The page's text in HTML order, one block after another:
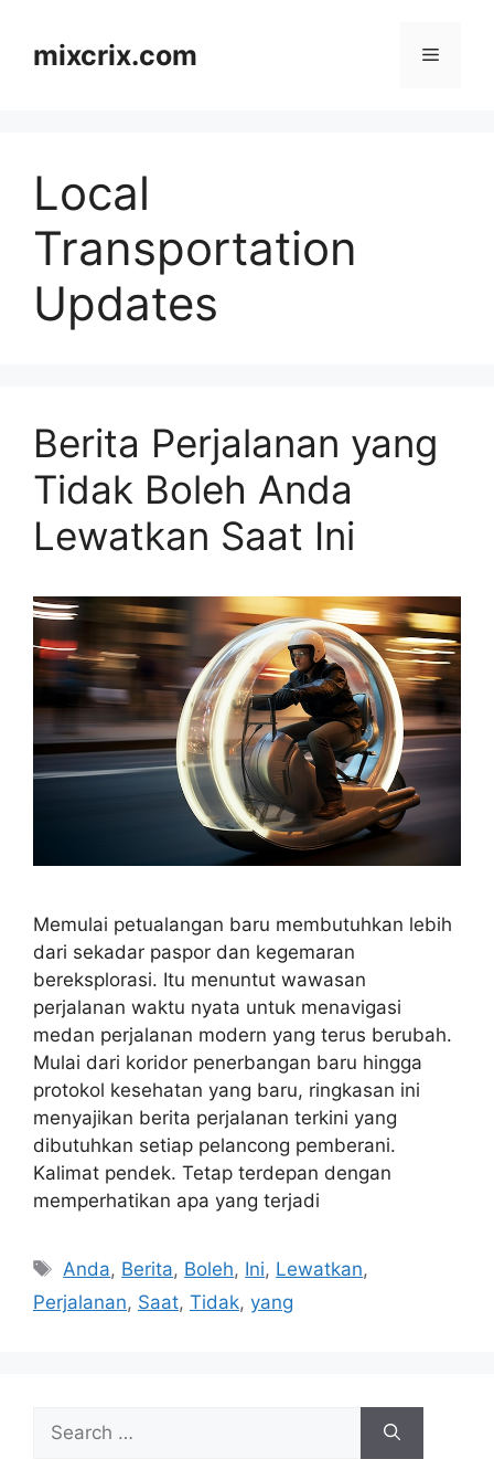
contentmixcrix.com Menu
Local
Transportation
Updates
Berita Perjalanan yang
Tidak Boleh Anda
Lewatkan Saat Ini
Memulai petualangan baru membutuhkan lebih
dari sekadar paspor dan kegemaran
bereksplorasi. Itu menuntut wawasan
perjalanan waktu nyata untuk menavigasi
medan perjalanan modern yang terus berubah.
Mulai dari koridor penerbangan baru hingga
protokol kesehatan yang baru, ringkasan ini
menyajikan berita perjalanan terkini yang
dibutuhkan setiap pelancong pemberani.
Kalimat pendek. Tetap terdepan dengan
memperhatikan apa yang terjadi
Tags
Anda, Berita, Boleh, Ini, Lewatkan,
Perjalanan, Saat, Tidak, yang
for: